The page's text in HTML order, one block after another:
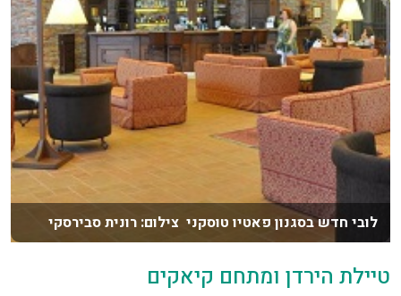
לובי חדש בסגנון פאטיו טוסקני צילום: רונית סבירסקי
טיילת הירדן ומתחם קיאקים